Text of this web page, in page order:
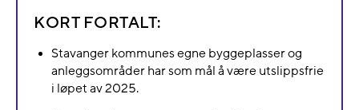
KORT FORTALT:
Stavanger kommunes egne byggeplasser og
anleggsområder har som mål å være utslippsfrie
i løpet av 2025.